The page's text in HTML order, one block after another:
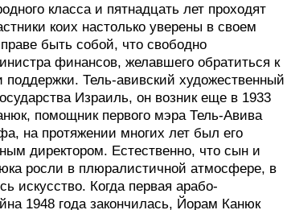
класса и пятнадцать лет проходят
коих настолько уверены в своем
быть собой, что свободно
финансов, желавшего обратиться к
Тель-авивский художественный
Израиль, он возник еще в 1933
помощник первого мэра Тель-Авива
на протяжении многих лет был его
директором. Естественно, что сын и
росли в плюралистичной атмосфере, в
искусство. Когда первая арабо-
1948 года закончилась, Йорам Канюк